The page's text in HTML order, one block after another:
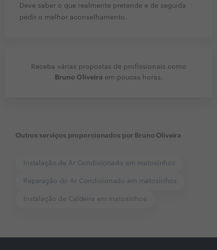
Deve saber o que realmente pretende e de seguida
pedir o melhor aconselhamento.
Receba várias propostas de profissionais como
Bruno Oliveira em poucas horas.
Outros serviços proporcionados por Bruno Oliveira
Instalação de Ar Condicionado em matosinhos
Reparação do Ar Condicionado em matosinhos
Instalação de Caldeira em matosinhos